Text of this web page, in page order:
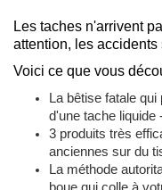
Les taches n'arrivent
attention, les
Voici ce que vous
La bêtise fatale
d'une tache liquide
3 produits très
anciennes sur du
La méthode